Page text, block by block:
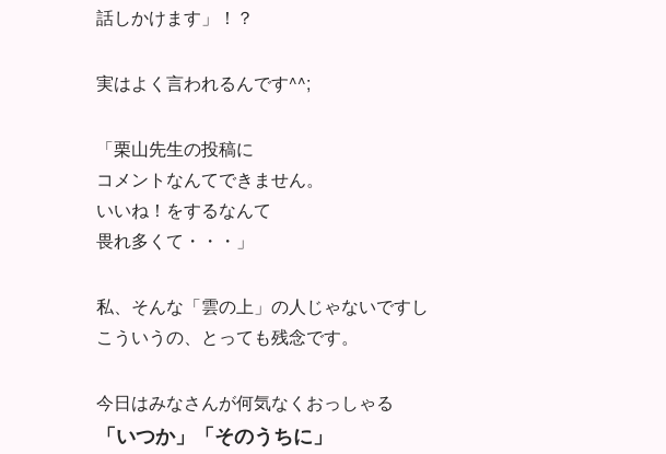
話しかけます」！？
実はよく言われるんです^^;
「栗山先生の投稿に
コメントなんてできません。
いいね！をするなんて
畏れ多くて・・・」
私、そんな「雲の上」の人じゃないですし
こういうの、とっても残念です。
今日はみなさんが何気なくおっしゃる
「いつか」「そのうちに」